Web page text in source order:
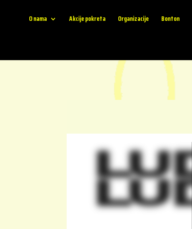
O nama Akcije pokreta Organizacije Bonton